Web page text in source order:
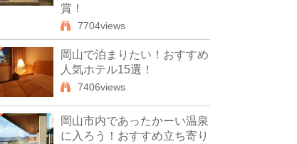
賞！
7704views
岡山で泊まりたい！おすすめ
人気ホテル15選！
7406views
岡山市内であったかーい温泉
に入ろう！おすすめ立ち寄り